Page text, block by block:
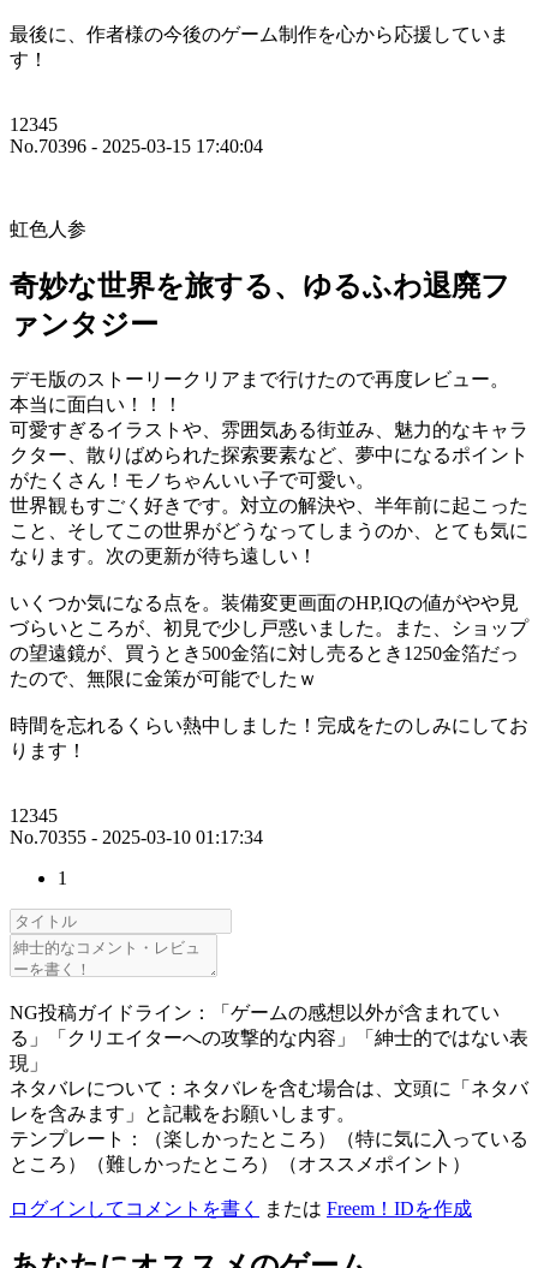
最後に、作者様の今後のゲーム制作を心から応援していま
す！
12345
No.70396 - 2025-03-15 17:40:04
虹色人参
奇妙な世界を旅する、ゆるふわ退廃フ
ァンタジー
デモ版のストーリークリアまで行けたので再度レビュー。
本当に面白い！！！
可愛すぎるイラストや、雰囲気ある街並み、魅力的なキャラ
クター、散りばめられた探索要素など、夢中になるポイント
がたくさん！モノちゃんいい子で可愛い。
世界観もすごく好きです。対立の解決や、半年前に起こった
こと、そしてこの世界がどうなってしまうのか、とても気に
なります。次の更新が待ち遠しい！
いくつか気になる点を。装備変更画面のHP,IQの値がやや見
づらいところが、初見で少し戸惑いました。また、ショップ
の望遠鏡が、買うとき500金箔に対し売るとき1250金箔だっ
たので、無限に金策が可能でしたｗ
時間を忘れるくらい熱中しました！完成をたのしみにしてお
ります！
12345
No.70355 - 2025-03-10 01:17:34
1
NG投稿ガイドライン：「ゲームの感想以外が含まれてい
る」「クリエイターへの攻撃的な内容」「紳士的ではない表
現」
ネタバレについて：ネタバレを含む場合は、文頭に「ネタバ
レを含みます」と記載をお願いします。
テンプレート：（楽しかったところ）（特に気に入っている
ところ）（難しかったところ）（オススメポイント）
ログインしてコメントを書く または Freem！IDを作成